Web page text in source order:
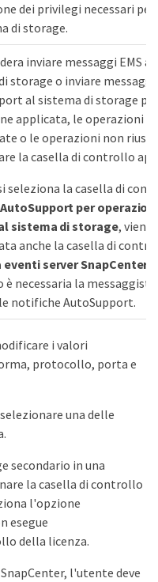
dei privilegi necessari per
di storage.
inviare messaggi EMS
storage o inviare messaggi
al sistema di storage
applicata, le operazioni
o le operazioni non
la casella di controllo
seleziona la casella di
per
sistema di storage, viene
anche la casella di
eventi server SnapCenter
è necessaria la
notifiche AutoSupport.
i valori
protocollo, porta e
una delle
secondario in una
la casella di controllo
l'opzione
esegue
della licenza.
l'utente deve